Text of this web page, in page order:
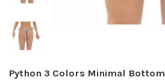
Python 3 Colors Minimal Bottom